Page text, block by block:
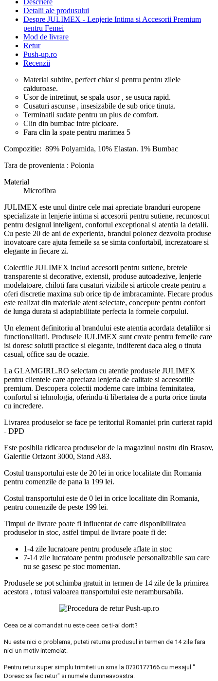
Descriere
Detalii ale produsului
Despre JULIMEX - Lenjerie Intima si Accesorii Premium
pentru Femei
Mod de livrare
Retur
Push-up.ro
Recenzii
Material subtire, perfect chiar si pentru pentru zilele
calduroase.
Usor de intretinut, se spala usor , se usuca rapid.
Cusaturi ascunse , insesizabile de sub orice tinuta.
Terminatii sudate pentru un plus de comfort.
Clin din bumbac intre picioare.
Fara clin la spate pentru marimea 5
Compozitie: 89% Polyamida, 10% Elastan. 1% Bumbac
Tara de provenienta : Polonia
Material
Microfibra
JULIMEX este unul dintre cele mai apreciate branduri europene
specializate in lenjerie intima si accesorii pentru sutiene, recunoscut
pentru designul inteligent, confortul exceptional si atentia la detalii.
Cu peste 20 de ani de experienta, brandul polonez dezvolta produse
inovatoare care ajuta femeile sa se simta confortabil, increzatoare si
elegante in fiecare zi.
Colectiile JULIMEX includ accesorii pentru sutiene, bretele
transparente si decorative, extensii, produse autoadezive, lenjerie
modelatoare, chiloti fara cusaturi vizibile si articole create pentru a
oferi discretie maxima sub orice tip de imbracaminte. Fiecare produs
este realizat din materiale atent selectate, concepute pentru confort
de lunga durata si adaptabilitate perfecta la formele corpului.
Un element definitoriu al brandului este atentia acordata detaliilor si
functionalitatii. Produsele JULIMEX sunt create pentru femeile care
isi doresc solutii practice si elegante, indiferent daca aleg o tinuta
casual, office sau de ocazie.
La GLAMGIRL.RO selectam cu atentie produsele JULIMEX
pentru clientele care apreciaza lenjeria de calitate si accesoriile
premium. Descopera colectii moderne care imbina feminitatea,
confortul si tehnologia, oferindu-ti libertatea de a purta orice tinuta
cu incredere.
Livrarea produselor se face pe teritoriul Romaniei prin curierat rapid
- DPD
Este posibila ridicarea produselor de la magazinul nostru din Brasov,
Galeriile Orizont 3000, Stand A83.
Costul transportului este de 20 lei in orice localitate din Romania
pentru comenzile de pana la 199 lei.
Costul transportului este de 0 lei in orice localitate din Romania,
pentru comenzile de peste 199 lei.
Timpul de livrare poate fi influentat de catre disponibilitatea
produselor in stoc, astfel timpul de livrare poate fi de:
1-4 zile lucratoare pentru produsele aflate in stoc
7-14 zile lucratoare pentru produsele personalizabile sau care
nu se gasesc pe stoc momentan.
Produsele se pot schimba gratuit in termen de 14 zile de la primirea
acestora , totusi valoarea transportului este nerambursabila.
Ceea ce ai comandat nu este ceea ce ti-ai dorit?
Nu este nici o problema, puteti returna produsul in termen de 14 zile fara
nici un motiv intemeiat.
Pentru retur super simplu trimiteti un sms la 0730177166 cu mesajul "
Doresc sa fac retur" si numele dumneavoastra.